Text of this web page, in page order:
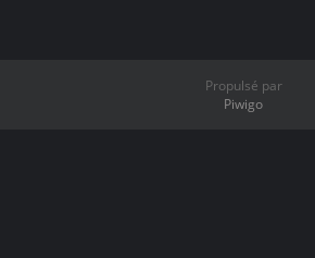
Propulsé par
Piwigo